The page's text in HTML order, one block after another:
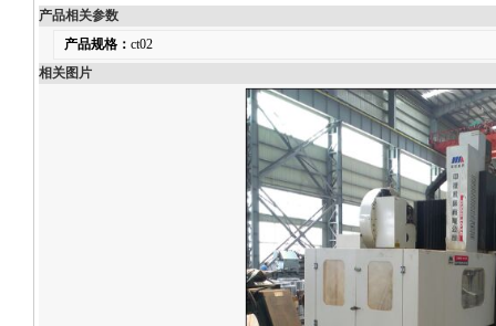
产品相关参数
产品规格： ct02
相关图片